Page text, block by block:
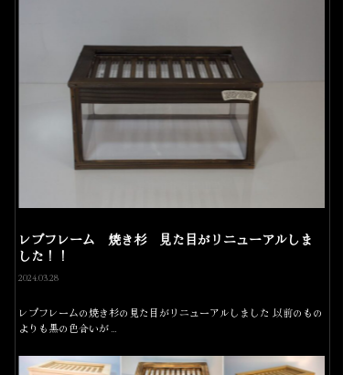
レプフレーム 焼き杉 見た目がリニューアルしま
した！！
2024.03.28
レプフレームの焼き杉の見た目がリニューアルしました 以前のもの
よりも黒の色合いが…